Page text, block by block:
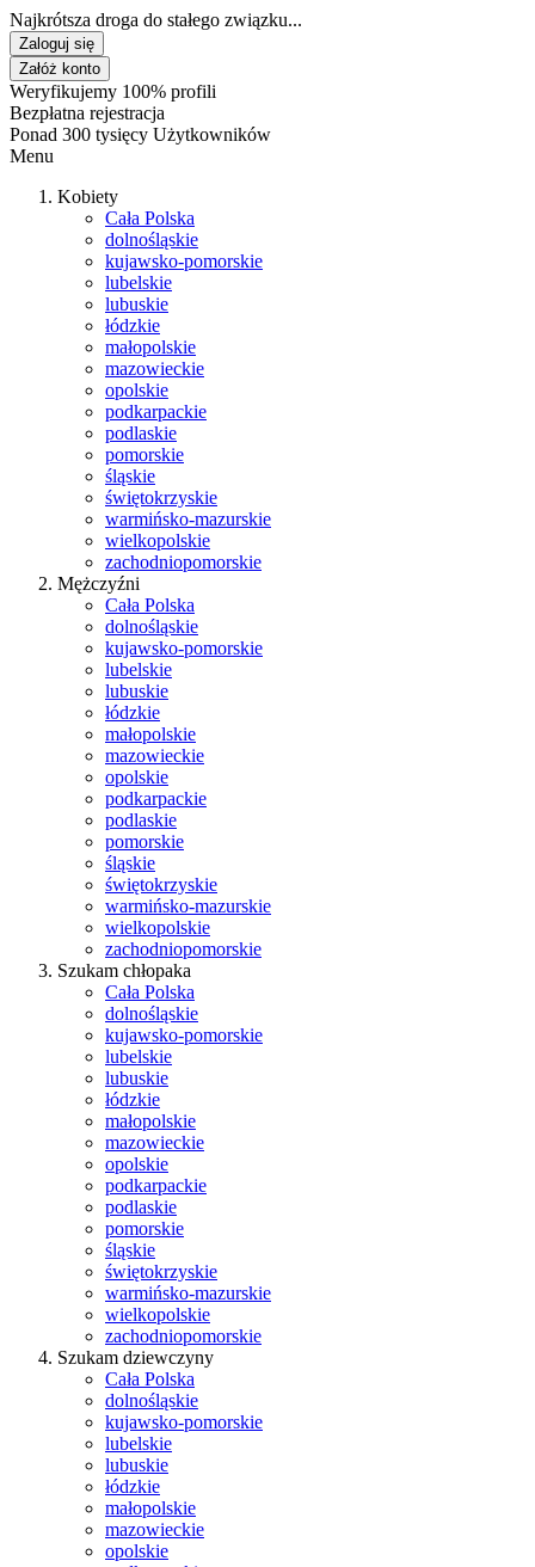
Najkrótsza droga do stałego związku...
Zaloguj się
Załóż konto
Weryfikujemy 100% profili
Bezpłatna rejestracja
Ponad 300 tysięcy Użytkowników
Menu
Kobiety
Cała Polska
dolnośląskie
kujawsko-pomorskie
lubelskie
lubuskie
łódzkie
małopolskie
mazowieckie
opolskie
podkarpackie
podlaskie
pomorskie
śląskie
świętokrzyskie
warmińsko-mazurskie
wielkopolskie
zachodniopomorskie
Mężczyźni
Cała Polska
dolnośląskie
kujawsko-pomorskie
lubelskie
lubuskie
łódzkie
małopolskie
mazowieckie
opolskie
podkarpackie
podlaskie
pomorskie
śląskie
świętokrzyskie
warmińsko-mazurskie
wielkopolskie
zachodniopomorskie
Szukam chłopaka
Cała Polska
dolnośląskie
kujawsko-pomorskie
lubelskie
lubuskie
łódzkie
małopolskie
mazowieckie
opolskie
podkarpackie
podlaskie
pomorskie
śląskie
świętokrzyskie
warmińsko-mazurskie
wielkopolskie
zachodniopomorskie
Szukam dziewczyny
Cała Polska
dolnośląskie
kujawsko-pomorskie
lubelskie
lubuskie
łódzkie
małopolskie
mazowieckie
opolskie